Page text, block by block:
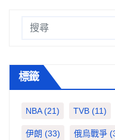
標籤
NBA(21) TVB (11)
伊朗 (33) 俄烏戰爭